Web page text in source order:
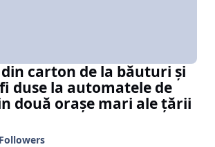
carton de la băuturi și
duse la automatele de
două orașe mari ale țării